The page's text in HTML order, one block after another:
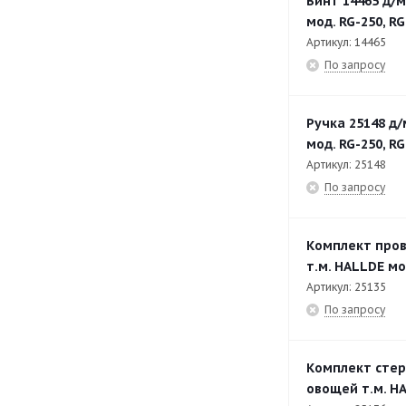
мод. RG-250,
Артикул: 14465
По запросу
Ручка 25148
мод. RG-250,
Артикул: 25148
По запросу
Комплект
т.м. HALLDE
Артикул: 25135
По запросу
Комплект
овощей т.м.